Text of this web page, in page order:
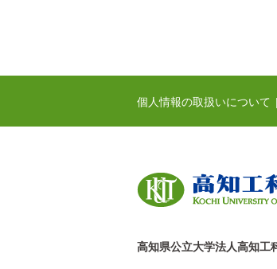
個人情報の取扱いについて
高知県公立大学法人高知工